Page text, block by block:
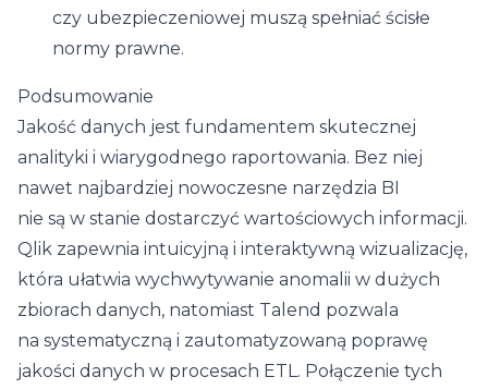
czy ubezpieczeniowej muszą spełniać ścisłe
normy prawne.
Podsumowanie
Jakość danych jest fundamentem skutecznej
analityki i wiarygodnego raportowania. Bez niej
nawet najbardziej nowoczesne narzędzia BI
nie są w stanie dostarczyć wartościowych informacji.
Qlik zapewnia intuicyjną i interaktywną wizualizację,
która ułatwia wychwytywanie anomalii w dużych
zbiorach danych, natomiast Talend pozwala
na systematyczną i zautomatyzowaną poprawę
jakości danych w procesach ETL. Połączenie tych